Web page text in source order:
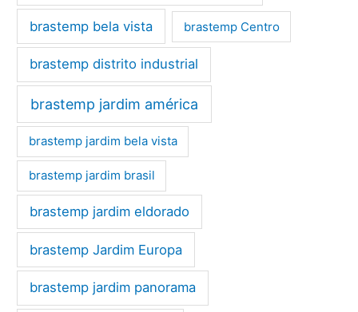
brastemp bela vista brastemp Centro
brastemp distrito industrial
brastemp jardim américa
brastemp jardim bela vista
brastemp jardim brasil
brastemp jardim eldorado
brastemp Jardim Europa
brastemp jardim panorama